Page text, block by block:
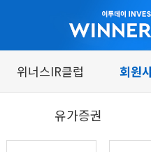
위너스IR클럽 회원
유가증권